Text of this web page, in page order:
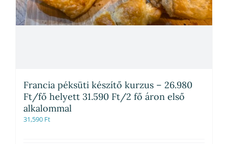
Francia péksüti készítő kurzus – 26.980
Ft/fő helyett 31.590 Ft/2 fő áron első
alkalommal
31,590 Ft